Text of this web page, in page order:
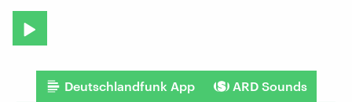
Deutschlandfunk App ARD Sounds